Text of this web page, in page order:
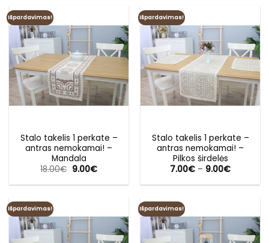
Išpardavimas!
Stalo takelis 1 perkate –
antras nemokamai! –
Mandala
18.00€ Original
was:
9.00€Current
is:
Išpardavimas!
Stalo takelis 1 perkate –
antras nemokamai! –
Pilkos širdelės
7.00€ – 9.00€Price
7.00€
Išpardavimas! Išpardavimas!